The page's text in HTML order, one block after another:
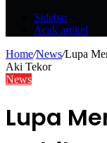
Sidebar
Acak artikel
Home/News/Lupa
Aki Tekor
News
Lupa